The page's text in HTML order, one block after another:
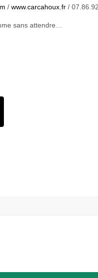
/ www.carcahoux.fr /
sans attendre…